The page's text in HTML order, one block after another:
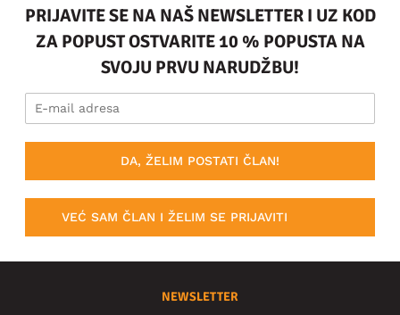
PRIJAVITE SE NA NAŠ NEWSLETTER I UZ KOD
ZA POPUST OSTVARITE 10 % POPUSTA NA
SVOJU PRVU NARUDŽBU!
DA, ŽELIM POSTATI ČLAN!
VEĆ SAM ČLAN I ŽELIM SE PRIJAVITI
NEWSLETTER